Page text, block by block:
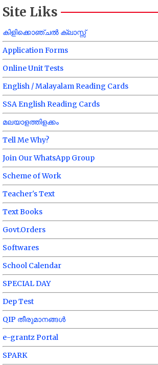
Site Liks
കിളിക്കൊഞ്ചൽ ക്ലാസ്സ്
Application Forms
Online Unit Tests
English / Malayalam Reading Cards
SSA English Reading Cards
മലയാളത്തിളക്കം
Tell Me Why?
Join Our WhatsApp Group
Scheme of Work
Teacher's Text
Text Books
Govt.Orders
Softwares
School Calendar
SPECIAL DAY
Dep Test
QIP തീരുമാനങ്ങൾ
e-grantz Portal
SPARK